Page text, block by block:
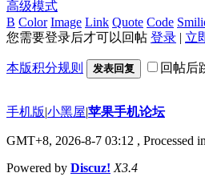
高级模式
B Color Image Link Quote Code
您需要登录后才可以回帖 登录 | 立
本版积分规则 发表回复 回帖后
手机版|小黑屋|苹果手机论坛
GMT+8, 2026-8-7 03:12 , Processed
Powered by Discuz! X3.4